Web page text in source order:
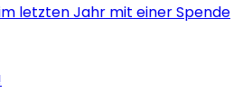
letzten Jahr mit einer Spende